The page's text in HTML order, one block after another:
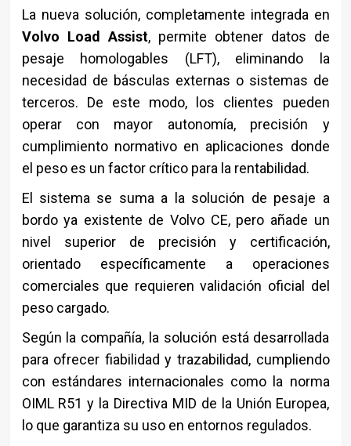
La nueva solución, completamente integrada en
Volvo Load Assist, permite obtener datos de
pesaje homologables (LFT), eliminando la
necesidad de básculas externas o sistemas de
terceros. De este modo, los clientes pueden
operar con mayor autonomía, precisión y
cumplimiento normativo en aplicaciones donde
el peso es un factor crítico para la rentabilidad.
El sistema se suma a la solución de pesaje a
bordo ya existente de Volvo CE, pero añade un
nivel superior de precisión y certificación,
orientado específicamente a operaciones
comerciales que requieren validación oficial del
peso cargado.
Según la compañía, la solución está desarrollada
para ofrecer fiabilidad y trazabilidad, cumpliendo
con estándares internacionales como la norma
OIML R51 y la Directiva MID de la Unión Europea,
lo que garantiza su uso en entornos regulados.